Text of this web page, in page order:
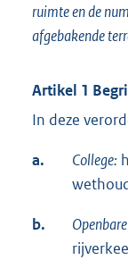
ruimte en de
afgebakende
Artikel 1
In deze
a. College:
b.